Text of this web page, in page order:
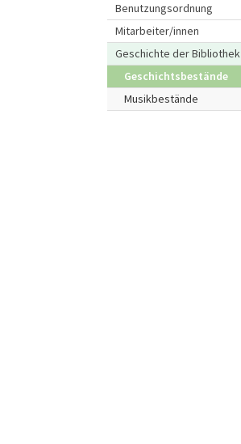
Benutzungsordnung
Mitarbeiter/innen
Geschichte der Bibliothek
Geschichtsbestände
Musikbestände